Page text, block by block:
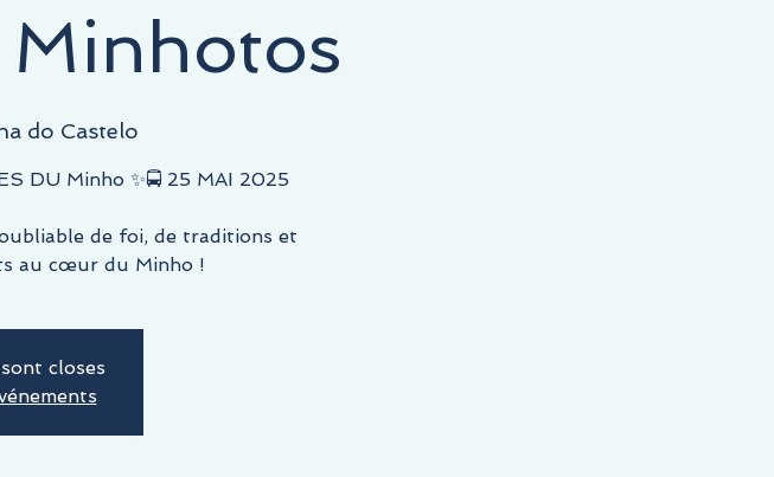
do Castelo
DU Minho ✨🚍 25 MAI 2025
de foi, de traditions et
au cœur du Minho !
closes